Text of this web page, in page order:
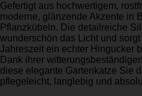
Gefertigt aus hochwertigem,
moderne, glänzende Akzente in
Pflanzkübeln. Die detailreiche
wunderschön das Licht und
Jahreszeit ein echter Hingucker
Dank ihrer
diese elegante Gartenkatze Sie
pflegeleicht, langlebig und